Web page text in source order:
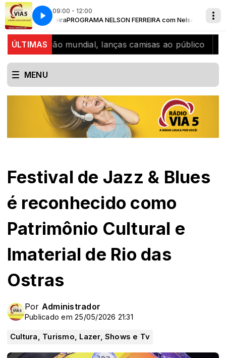
09:00 - 12:00
Nelson Ferreira PROGRAMA NELSON FERREIRA com Nelson Ferreira
A Radio louca por voce
ÚLTIMASmundial, lanças camisas ao público SJB
MENU
Festival de Jazz & Blues
é reconhecido como
Patrimônio Cultural e
Imaterial de Rio das
Ostras
Por Administrador
Publicado em 25/05/2026 21:31
Cultura, Turismo, Lazer, Shows e Tv